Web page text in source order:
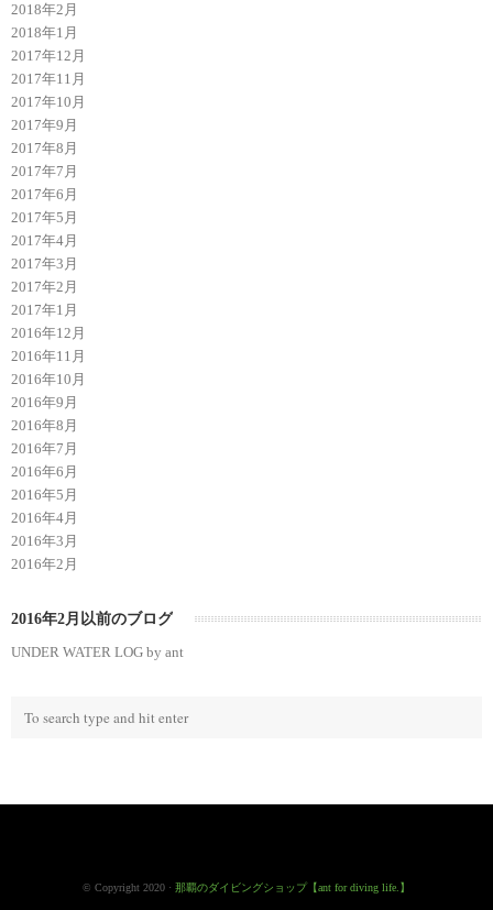
2018年2月
2018年1月
2017年12月
2017年11月
2017年10月
2017年9月
2017年8月
2017年7月
2017年6月
2017年5月
2017年4月
2017年3月
2017年2月
2017年1月
2016年12月
2016年11月
2016年10月
2016年9月
2016年8月
2016年7月
2016年6月
2016年5月
2016年4月
2016年3月
2016年2月
2016年2月以前のブログ
UNDER WATER LOG by ant
© Copyright 2020 · 那覇のダイビングショップ【ant for diving life.】